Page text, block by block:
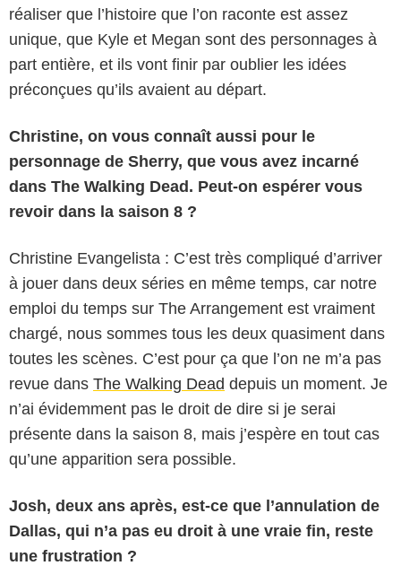
réaliser que l’histoire que l’on raconte est assez
unique, que Kyle et Megan sont des personnages à
part entière, et ils vont finir par oublier les idées
préconçues qu’ils avaient au départ.
Christine, on vous connaît aussi pour le
personnage de Sherry, que vous avez incarné
dans The Walking Dead. Peut-on espérer vous
revoir dans la saison 8 ?
Christine Evangelista : C’est très compliqué d’arriver
à jouer dans deux séries en même temps, car notre
emploi du temps sur The Arrangement est vraiment
chargé, nous sommes tous les deux quasiment dans
toutes les scènes. C’est pour ça que l’on ne m’a pas
revue dans The Walking Dead depuis un moment. Je
n’ai évidemment pas le droit de dire si je serai
présente dans la saison 8, mais j’espère en tout cas
qu’une apparition sera possible.
Josh, deux ans après, est-ce que l’annulation de
Dallas, qui n’a pas eu droit à une vraie fin, reste
une frustration ?